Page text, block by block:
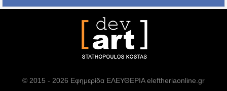
© 2015 - 2026 Εφημερίδα ΕΛΕΥΘΕΡΙΑ eleftheriaonline.gr